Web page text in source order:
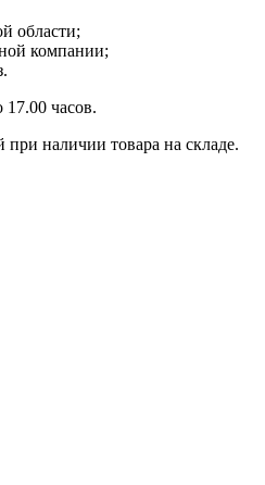
области;
компании;
17.00 часов.
при наличии товара на складе.